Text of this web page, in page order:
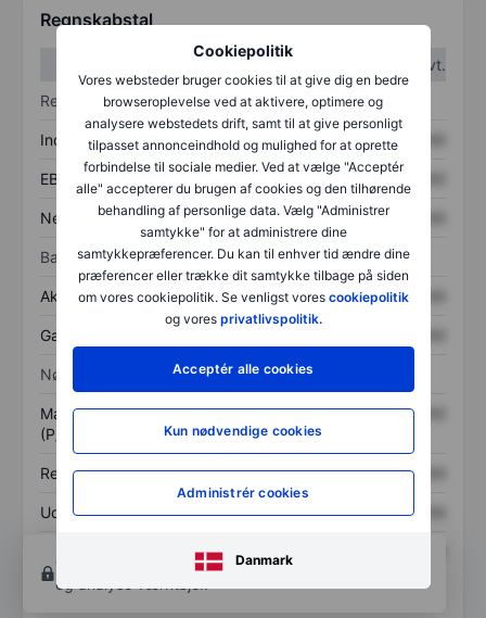
Cookiepolitik
Vores websteder bruger cookies til at give dig en bedre
browseroplevelse ved at aktivere, optimere og
analysere webstedets drift, samt til at give personligt
tilpasset annonceindhold og mulighed for at oprette
forbindelse til sociale medier. Ved at vælge "Acceptér
alle" accepterer du brugen af cookies og den tilhørende
behandling af personlige data. Vælg "Administrer
samtykke" for at administrere dine
samtykkepræferencer. Du kan til enhver tid ændre dine
præferencer eller trække dit samtykke tilbage på siden
om vores cookiepolitik. Se venligst vores cookiepolitik
og vores privatlivspolitik.
Acceptér alle cookies
Kun nødvendige cookies
Administrér cookies
Danmark
Regnskabstal
2. kvt.
Resultatopgørelse
Indtægter XXXXXXX XXXXXXX
EBITDA XXXXXXX XXXXXXX
Nettoresultat XXXXXXX XXXXXXX
Balance
Aktiver i alt XXXXXXX XXXXXXX
Gæld
Nøgletal
Markedsværdi/omsætning
(P/S)
XXXXXXX XXXXXXX
Resultat pr. aktie (EPS) XXXXXXX XXXXXXX
Udbytte pr. aktie XXXXXXX XXXXXXX
XXXXXXX
Opret konto
for at få adgang til flere diagrammer
og analyse værktøjer.